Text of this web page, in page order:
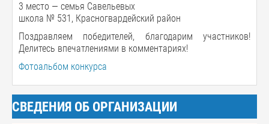
3 место — семья Савельевых
школа № 531, Красногвардейский район
Поздравляем победителей, благодарим участников!
Делитесь впечатлениями в комментариях!
Фотоальбом конкурса
СВЕДЕНИЯ ОБ ОРГАНИЗАЦИИ